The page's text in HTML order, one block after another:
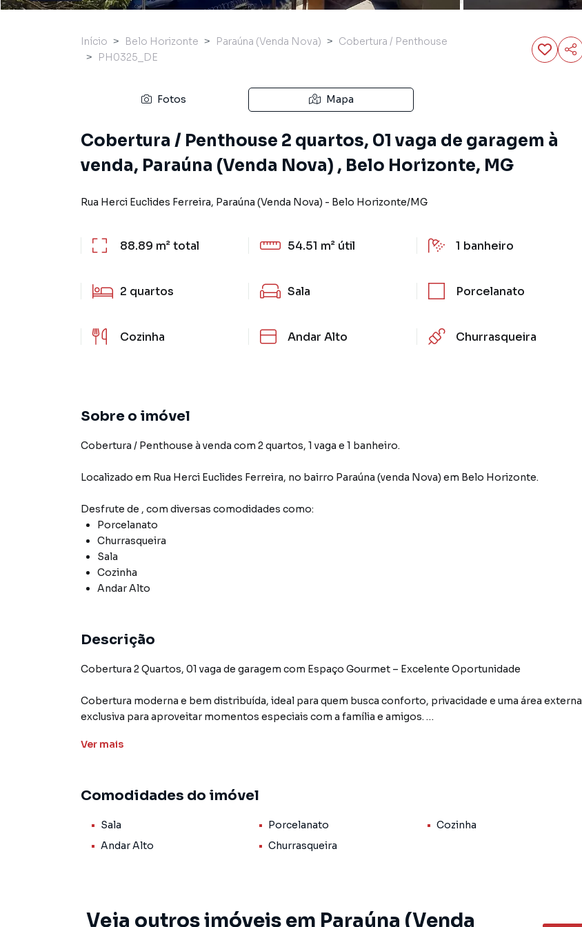
Início Belo Horizonte Paraúna (Venda Nova)
Cobertura / Penthouse
PH0325_DE
Fotos Mapa
Cobertura / Penthouse 2 quartos, 01 vaga de garagem à
venda, Paraúna (Venda Nova) , Belo Horizonte, MG
Rua Herci Euclides Ferreira, Paraúna (Venda Nova) - Belo Horizonte/MG
88.89 m²total 54.51 m² útil 1 banheiro
2 quartos Sala Porcelanato
Cozinha Andar Alto Churrasqueira
Sobre o imóvel
Cobertura / Penthouse à venda com 2 quartos, 1 vaga e 1 banheiro.
Localizado em Rua Herci Euclides Ferreira, no bairro Paraúna (venda Nova) em Belo Horizonte.
Desfrute de , com diversas comodidades como:
Porcelanato
Churrasqueira
Sala
Cozinha
Andar Alto
Descrição
Cobertura 2 Quartos, 01 vaga de garagem com Espaço Gourmet – Excelente Oportunidade
Cobertura moderna e bem distribuída, ideal para quem busca conforto, privacidade e uma área externa
exclusiva para aproveitar momentos especiais com a família e amigos.
No primeiro pavimento, o imóvel conta com 2 quartos, 1 banheiro social, sala integrada à cozinha
• 2 quartos
Ver mais
Comodidades do imóvel
Sala Porcelanato
Cozinha
Andar Alto
Churrasqueira
Veja outros imóveis em Paraúna (Venda